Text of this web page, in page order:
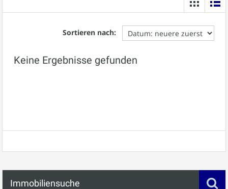
Sortieren nach:
Keine Ergebnisse gefunden
Immobiliensuche